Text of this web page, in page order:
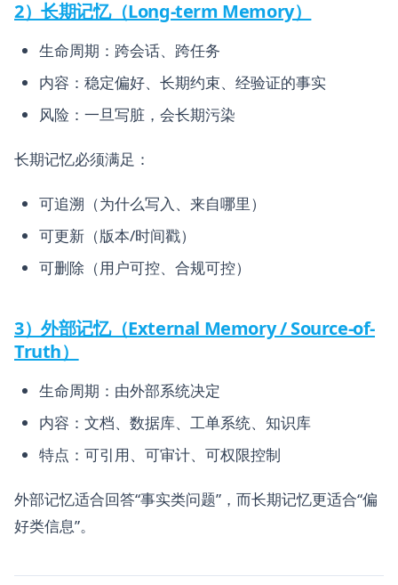
2）长期记忆（Long-term Memory）
生命周期：跨会话、跨任务
内容：稳定偏好、长期约束、经验证的事实
风险：一旦写脏，会长期污染
长期记忆必须满足：
可追溯（为什么写入、来自哪里）
可更新（版本/时间戳）
可删除（用户可控、合规可控）
3）外部记忆（External Memory / Source-of-
Truth）
生命周期：由外部系统决定
内容：文档、数据库、工单系统、知识库
特点：可引用、可审计、可权限控制
外部记忆适合回答“事实类问题”，而长期记忆更适合“偏
好类信息”。